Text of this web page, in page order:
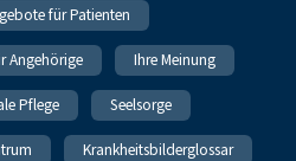
für Patienten
Angehörige Ihre Meinung
Pflege Seelsorge
Krankheitsbilderglossar